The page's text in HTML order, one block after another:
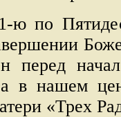
ю по
перед
в нашем
«Трех